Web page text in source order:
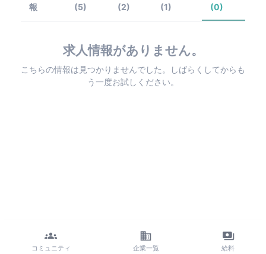
報
(5)
(2)
(1)
(0)
求人情報がありません。
こちらの情報は見つかりませんでした。しばらくしてからも
う一度お試しください。
コミュニティ 企業一覧 給料